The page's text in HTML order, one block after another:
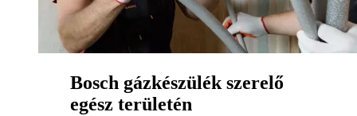
Bosch gázkészülék szerelő
egész területén